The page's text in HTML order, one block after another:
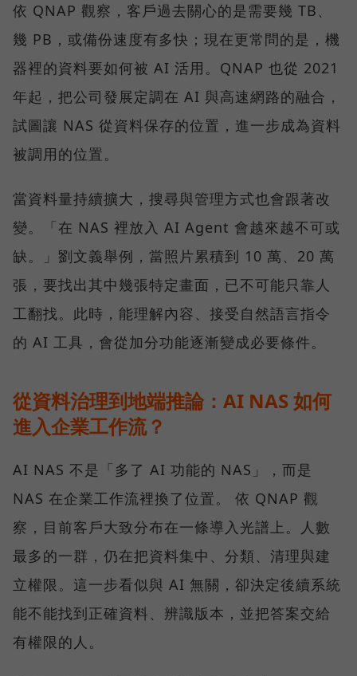
依 QNAP 觀察，客戶過去關心的是需要幾 TB、
幾 PB，或備份速度有多快；現在更常問的是，機
器裡的資料要如何被 AI 活用。QNAP 也從 2021
年起，把公司發展定調在 AI 與高速網路的融合，
試圖讓 NAS 從資料保存的位置，進一步成為資料
被調用的位置。
當資料量持續擴大，搜尋與管理方式也會跟著改
變。「在 NAS 裡放入 AI Agent 會越來越不可或
缺。」劉文義舉例，當照片累積到 10 萬、20 萬
張，要找出其中幾張特定畫面，已不可能只靠人
工翻找。此時，能理解內容、接受自然語言指令
的 AI 工具，會從加分功能逐漸變成必要條件。
從資料治理到地端推論：AI NAS 如何
進入企業工作流？
AI NAS 不是「多了 AI 功能的 NAS」，而是
NAS 在企業工作流裡換了位置。 依 QNAP 觀
察，目前客戶大致分布在一條導入光譜上。人數
最多的一群，仍在把資料集中、分類、清理與建
立權限。這一步看似與 AI 無關，卻決定後續系統
能不能找到正確資料、辨識版本，並把答案交給
有權限的人。